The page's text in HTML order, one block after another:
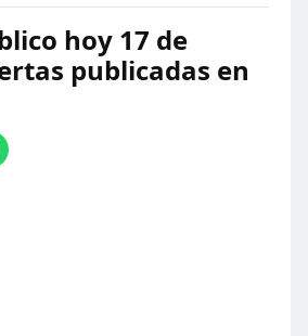
hoy 17 de
publicadas en